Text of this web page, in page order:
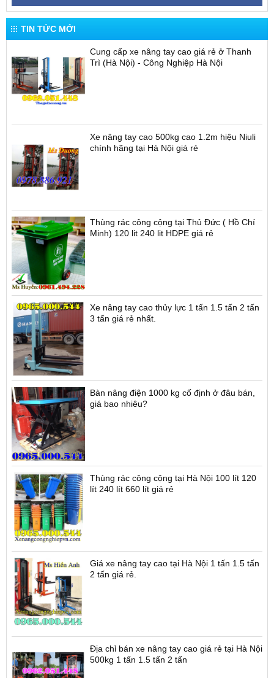
TIN TỨC MỚI
Cung cấp xe nâng tay cao giá rẻ ở Thanh
Trì (Hà Nội) - Công Nghiệp Hà Nội
Xe nâng tay cao 500kg cao 1.2m hiệu Niuli
chính hãng tại Hà Nội giá rẻ
Thùng rác công cộng tại Thủ Đức ( Hồ Chí
Minh) 120 lit 240 lit HDPE giá rẻ
Xe nâng tay cao thủy lực 1 tấn 1.5 tấn 2 tấn
3 tấn giá rẻ nhất.
Bàn nâng điện 1000 kg cố định ở đâu bán,
giá bao nhiêu?
Thùng rác công cộng tại Hà Nội 100 lít 120
lít 240 lít 660 lít giá rẻ
Giá xe nâng tay cao tại Hà Nội 1 tấn 1.5 tấn
2 tấn giá rẻ.
Địa chỉ bán xe nâng tay cao giá rẻ tại Hà Nội
500kg 1 tấn 1.5 tấn 2 tấn